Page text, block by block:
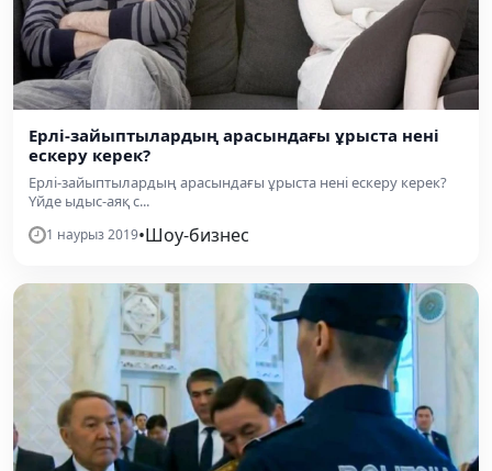
Ерлі-зайыптылардың арасындағы ұрыста нені
ескеру керек?
Ерлі-зайыптылардың арасындағы ұрыста нені ескеру керек?
Үйде ыдыс-аяқ с...
1 наурыз 2019•Шоу-бизнес